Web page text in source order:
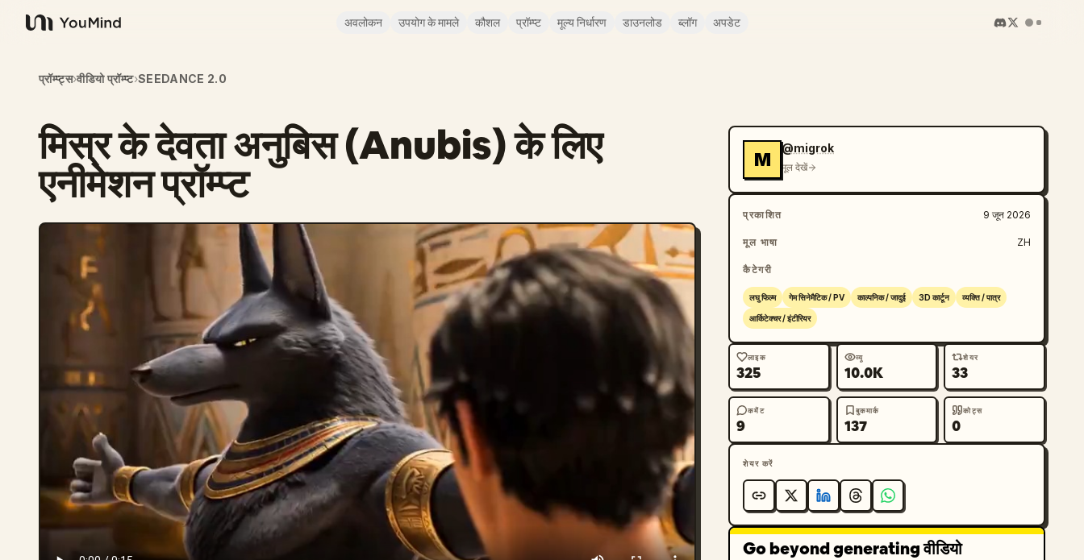
YouMind
अवलोकन उपयोग के मामले कौशल प्रॉम्प्ट मूल्य निर्धारण डाउनलोड ब्लॉग अपडेट
प्रॉम्प्ट्स›वीडियो प्रॉम्प्ट›SEEDANCE 2.0
मिस्र के देवता अनुबिस (Anubis) के लिए
एनीमेशन प्रॉम्प्ट M
@migrok
मूल देखें
प्रकाशित 9 जून 2026
मूल भाषा ZH
कैटेगरी
लघु फिल्म गेम सिनेमैटिक / PV काल्पनिक / जादुई 3D कार्टून व्यक्ति / पात्र
आर्किटेक्चर / इंटीरियर
लाइक
325
व्यू
10.0K
शेयर
33
कमेंट
9
बुकमार्क
137
कोट्स
0
शेयर करें
Go beyond generating वीडियो